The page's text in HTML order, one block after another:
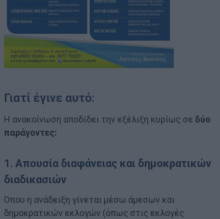
Γιατί έγινε αυτό:
Η ανακοίνωση αποδίδει την εξέλιξη κυρίως σε δύο
παράγοντες:
1. Απουσία διαφάνειας και δημοκρατικών
διαδικασιών
Όπου η ανάδειξη γίνεται μέσω άμεσων και
δημοκρατικών εκλογών (όπως στις εκλογές